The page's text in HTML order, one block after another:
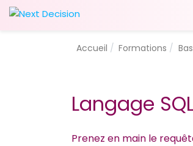
Accueil Formations
Langage
Prenez en main le